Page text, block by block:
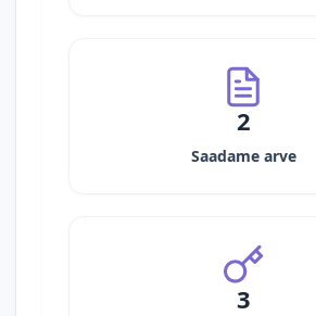
2
Saadame arve
3